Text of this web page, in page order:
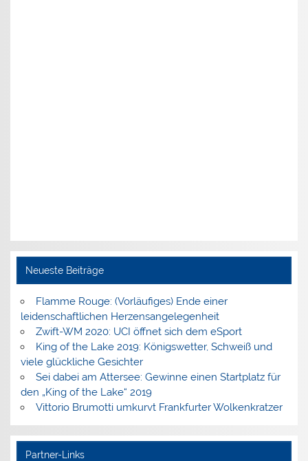
Neueste Beiträge
Flamme Rouge: (Vorläufiges) Ende einer
leidenschaftlichen Herzensangelegenheit
Zwift-WM 2020: UCI öffnet sich dem eSport
King of the Lake 2019: Königswetter, Schweiß und
viele glückliche Gesichter
Sei dabei am Attersee: Gewinne einen Startplatz für
den „King of the Lake“ 2019
Vittorio Brumotti umkurvt Frankfurter Wolkenkratzer
Partner-Links